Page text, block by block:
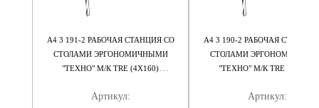
А4 3 191-2 РАБОЧАЯ СТАНЦИЯ СО
СТОЛАМИ ЭРГОНОМИЧНЫМИ
"ТЕХНО" М/К TRE (4Х160)
Артикул:
А4 3 190-2 РАБОЧАЯ
СТОЛАМИ
"ТЕХНО" М/К TRE (4Х140)
Артикул: